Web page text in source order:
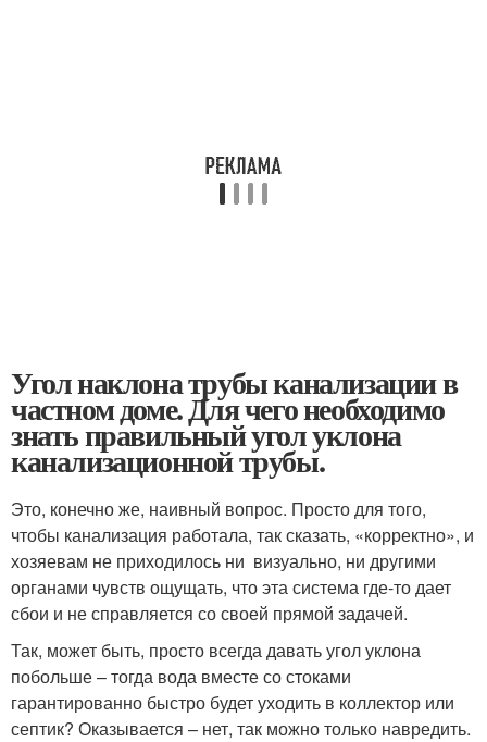
Угол наклона трубы канализации в
частном доме. Для чего необходимо
знать правильный угол уклона
канализационной трубы.
Это, конечно же, наивный вопрос. Просто для того,
чтобы канализация работала, так сказать, «корректно», и
хозяевам не приходилось ни визуально, ни другими
органами чувств ощущать, что эта система где-то дает
сбои и не справляется со своей прямой задачей.
Так, может быть, просто всегда давать угол уклона
побольше – тогда вода вместе со стоками
гарантированно быстро будет уходить в коллектор или
септик? Оказывается – нет, так можно только навредить.